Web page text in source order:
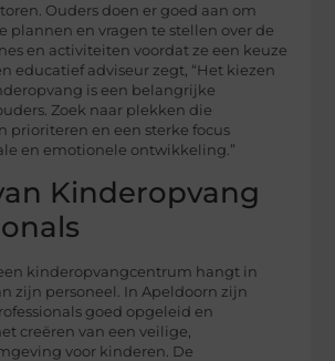
Ouders doen er goed aan om
plannen en vragen te stellen over de
en activiteiten voordat ze een keuze
educatief adviseur zegt, “Het kiezen
is een belangrijke
Zoek naar plekken die
prioriteren en een sterke focus
en emotionele ontwikkeling.”
Kinderopvang
kinderopvangcentrum hangt in
zijn personeel. In Apeldoorn zijn
goed opgeleid en
creëren van een veilige,
voor kinderen. De